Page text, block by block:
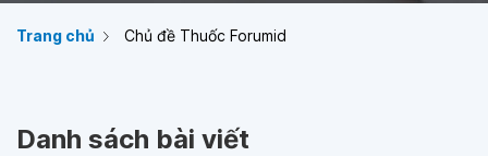
Trang chủ Chủ đề Thuốc Forumid
Danh sách bài viết